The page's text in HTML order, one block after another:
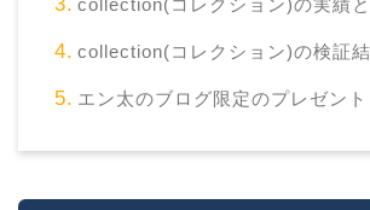
collection(コレクション)の実績と
collection(コレクション)の検証結
エン太のブログ限定のプレゼント